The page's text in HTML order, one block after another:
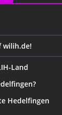
wilih.de!
Land
Hedelfingen